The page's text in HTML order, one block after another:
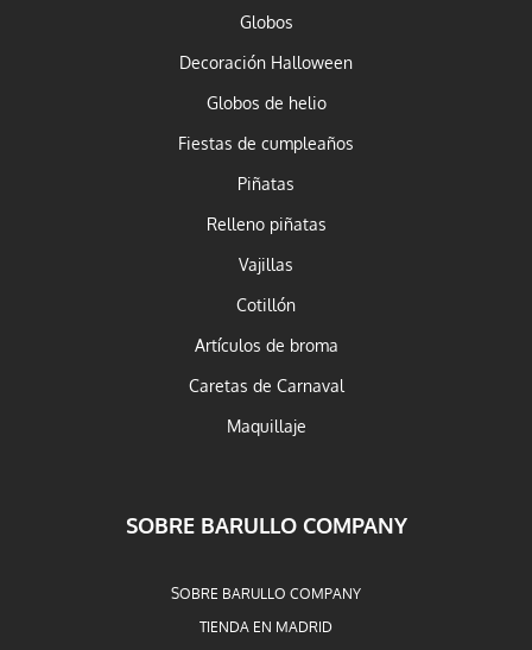
Globos
Decoración Halloween
Globos de helio
Fiestas de cumpleaños
Piñatas
Relleno piñatas
Vajillas
Cotillón
Artículos de broma
Caretas de Carnaval
Maquillaje
SOBRE BARULLO COMPANY
SOBRE BARULLO COMPANY
TIENDA EN MADRID